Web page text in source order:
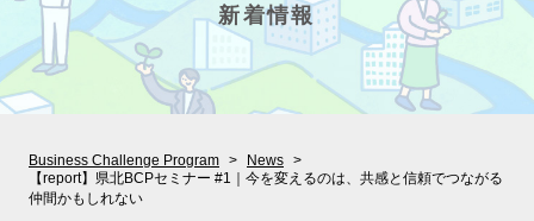
新着情報
Business Challenge Program
News
【report】県北BCPセミナー #1｜今を変えるのは、共感と信頼でつながる
仲間かもしれない